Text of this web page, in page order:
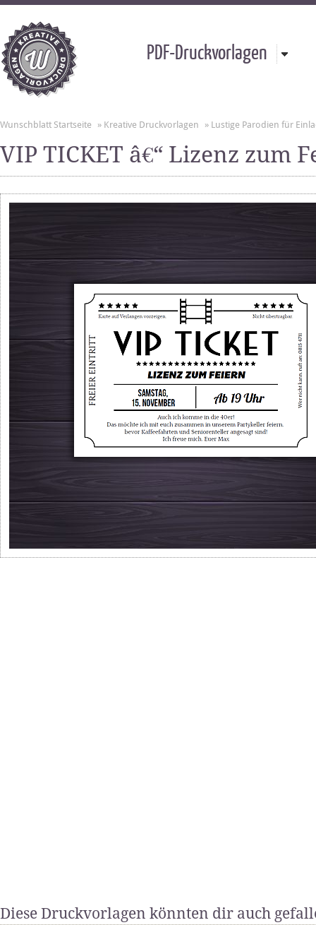
PDF-Druckvorlagen
Wunschblatt Startseite » Kreative Druckvorlagen » Lustige Parodien für
VIP TICKET â€“ Lizenz zum
Diese Druckvorlagen könnten dir auch